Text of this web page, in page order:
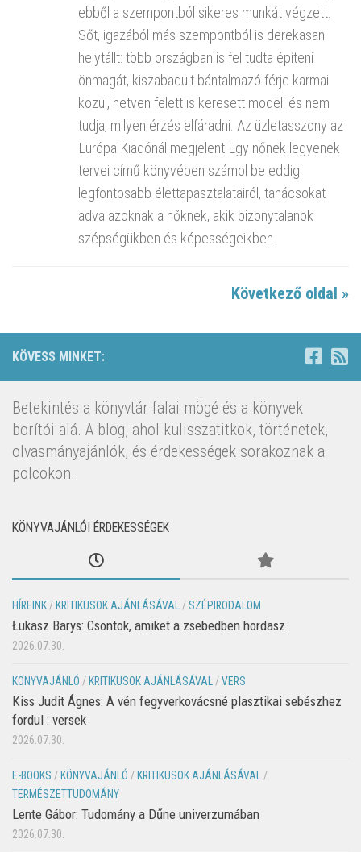
ebből a szempontból sikeres munkát végzett.
Sőt, igazából más szempontból is derekasan
helytállt: több országban is fel tudta építeni
önmagát, kiszabadult bántalmazó férje karmai
közül, hetven felett is keresett modell és nem
tudja, milyen érzés elfáradni. Az üzletasszony az
Európa Kiadónál megjelent Egy nőnek legyenek
tervei című könyvében számol be eddigi
legfontosabb élettapasztalatairól, tanácsokat
adva azoknak a nőknek, akik bizonytalanok
szépségükben és képességeikben.
Következő oldal »
KÖVESS MINKET:
Betekintés a könyvtár falai mögé és a könyvek
borítói alá. A blog, ahol kulisszatitkok, történetek,
olvasmányajánlók, és érdekességek sorakoznak a
polcokon.
KÖNYVAJÁNLÓI ÉRDEKESSÉGEK
HÍREINK/ KRITIKUSOK AJÁNLÁSÁVAL/ SZÉPIRODALOM
Łukasz Barys: Csontok, amiket a zsebedben hordasz
2026.07.30.
KÖNYVAJÁNLÓ / KRITIKUSOK AJÁNLÁSÁVAL/VERS
Kiss Judit Ágnes: A vén fegyverkovácsné plasztikai sebészhez
fordul : versek
2026.07.30.
E-BOOKS / KÖNYVAJÁNLÓ / KRITIKUSOK AJÁNLÁSÁVAL/
TERMÉSZETTUDOMÁNY
Lente Gábor: Tudomány a Dűne univerzumában
2026.07.30.